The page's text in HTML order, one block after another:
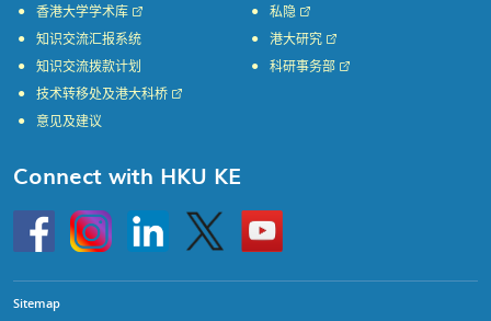
香港大学学术库
知识交流汇报系统
知识交流拨款计划
私隐
港大研究
科研事务部
技术转移处及港大科桥
意见及建议
Connect with HKU KE
HKU
InstagramLinkedin Twitter
Go
to
HKU
Sitemap